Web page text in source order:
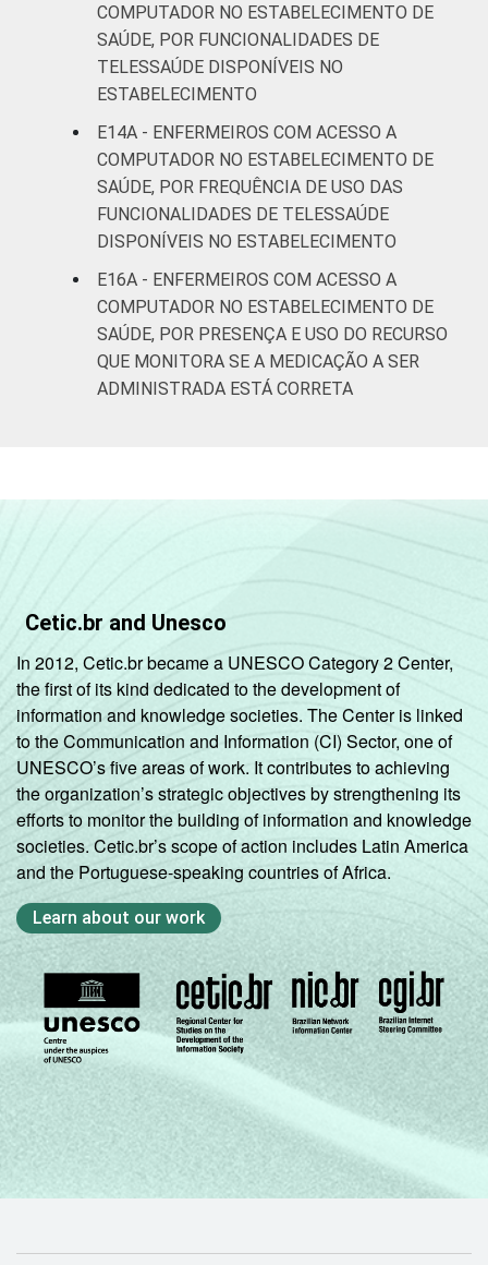
COMPUTADOR NO ESTABELECIMENTO DE
SAÚDE, POR FUNCIONALIDADES DE
TELESSAÚDE DISPONÍVEIS NO
ESTABELECIMENTO
E14A - ENFERMEIROS COM ACESSO A
COMPUTADOR NO ESTABELECIMENTO DE
SAÚDE, POR FREQUÊNCIA DE USO DAS
FUNCIONALIDADES DE TELESSAÚDE
DISPONÍVEIS NO ESTABELECIMENTO
E16A - ENFERMEIROS COM ACESSO A
COMPUTADOR NO ESTABELECIMENTO DE
SAÚDE, POR PRESENÇA E USO DO RECURSO
QUE MONITORA SE A MEDICAÇÃO A SER
ADMINISTRADA ESTÁ CORRETA
Cetic.br and Unesco
In 2012, Cetic.br became a UNESCO Category 2 Center,
the first of its kind dedicated to the development of
information and knowledge societies. The Center is linked
to the Communication and Information (CI) Sector, one of
UNESCO’s five areas of work. It contributes to achieving
the organization’s strategic objectives by strengthening its
efforts to monitor the building of information and knowledge
societies. Cetic.br’s scope of action includes Latin America
and the Portuguese-speaking countries of Africa.
Learn about our work